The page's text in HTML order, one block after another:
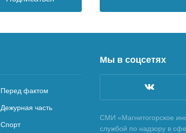
Перед фактом
Дежурная часть
Спорт
Мы в соцсетях
СМИ «Магнитогорское
службой по надзору в